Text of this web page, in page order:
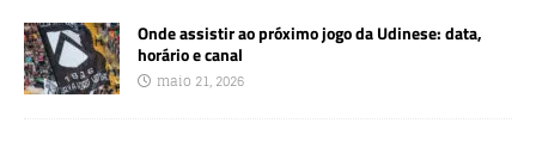
Onde assistir ao próximo jogo da Udinese: data,
horário e canal
maio 21, 2026